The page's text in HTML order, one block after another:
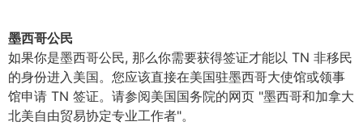
墨西哥公民
如果你是墨西哥公民, 那么你需要获得签证才能以 TN 非移民
的身份进入美国。您应该直接在美国驻墨西哥大使馆或领事
馆申请 TN 签证。请参阅美国国务院的网页 "墨西哥和加拿大
北美自由贸易协定专业工作者"。